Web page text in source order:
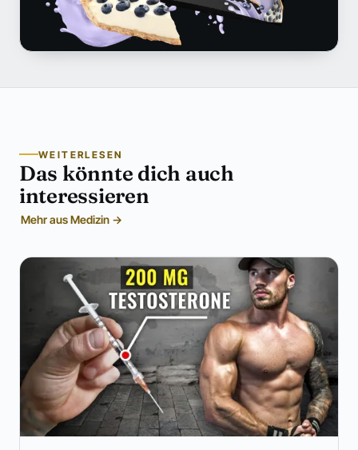
WEITERLESEN
Das könnte dich auch
interessieren
Mehr aus Medizin →